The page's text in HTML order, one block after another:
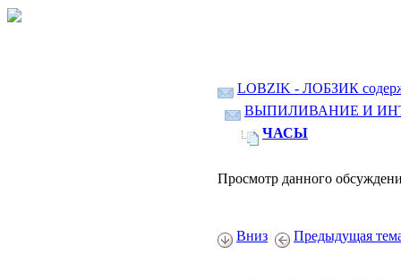
LOBZIK - ЛОБЗИК
ВЫПИЛИВАНИЕ И
ЧАСЫ
Просмотр данного
Вниз Предыдущая